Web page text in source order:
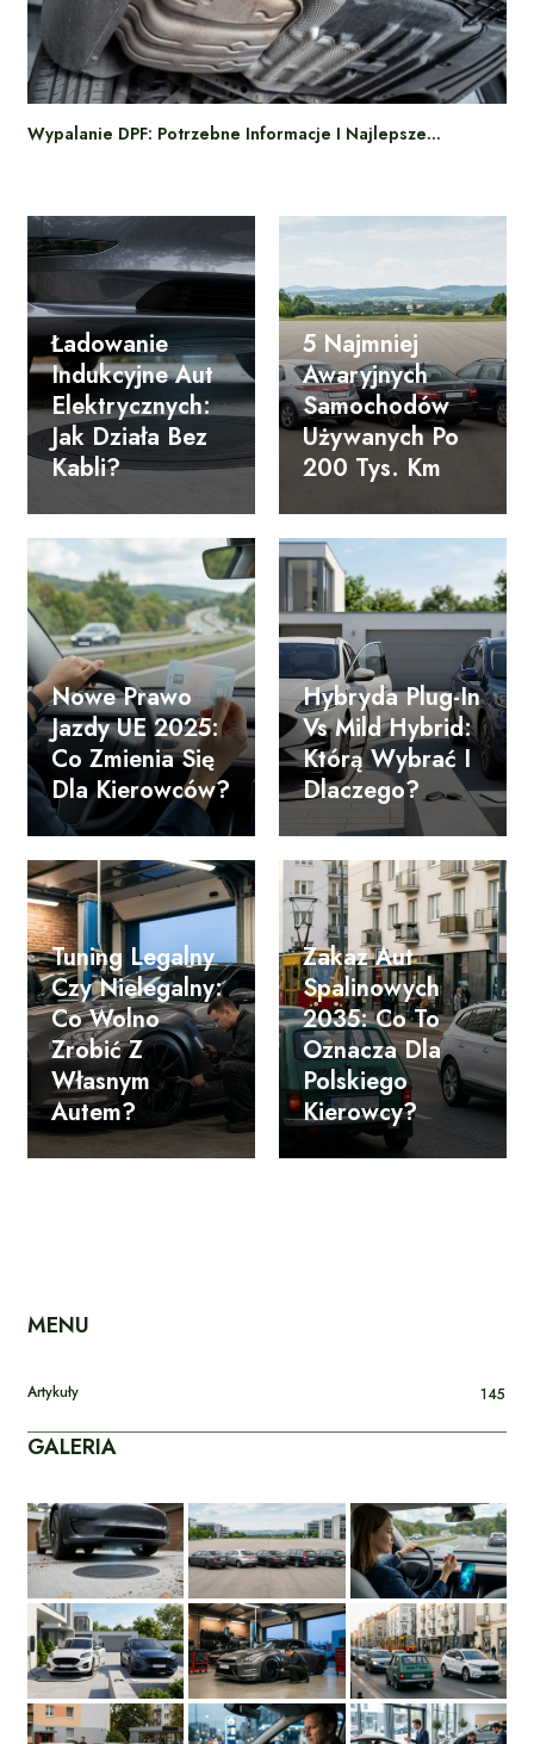
Wypalanie DPF: Potrzebne Informacje I Najlepsze…
Ładowanie
Indukcyjne Aut
Elektrycznych:
Jak Działa Bez
Kabli?
5 Najmniej
Awaryjnych
Samochodów
Używanych Po
200 Tys. Km
Nowe Prawo
Jazdy UE 2025:
Co Zmienia Się
Dla Kierowców?
Hybryda Plug-In
Vs Mild Hybrid:
Którą Wybrać I
Dlaczego?
Tuning Legalny
Czy Nielegalny:
Co Wolno
Zrobić Z
Własnym
Autem?
Zakaz Aut
Spalinowych
2035: Co To
Oznacza Dla
Polskiego
Kierowcy?
MENU
Artykuły 145
GALERIA